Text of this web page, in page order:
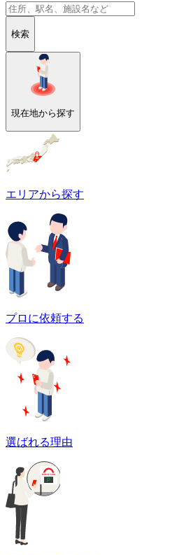
検索
現在地から探す
エリアから探す
プロに依頼する
選ばれる理由